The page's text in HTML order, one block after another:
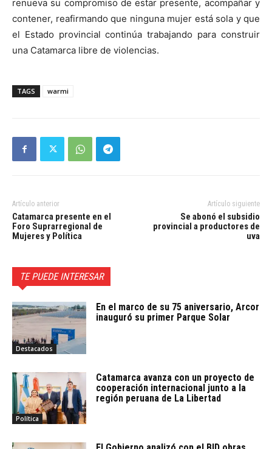
renueva su compromiso de estar presente, acompañar y
contener, reafirmando que ninguna mujer está sola y que
el Estado provincial continúa trabajando para construir
una Catamarca libre de violencias.
TAGS warmi
Artículo anterior
Catamarca presente en el
Foro Suprarregional de
Mujeres y Política
Artículo siguiente
Se abonó el subsidio
provincial a productores de
uva
TE PUEDE INTERESAR
Destacados
En el marco de su 75 aniversario, Arcor
inauguró su primer Parque Solar
Política
Catamarca avanza con un proyecto de
cooperación internacional junto a la
región peruana de La Libertad